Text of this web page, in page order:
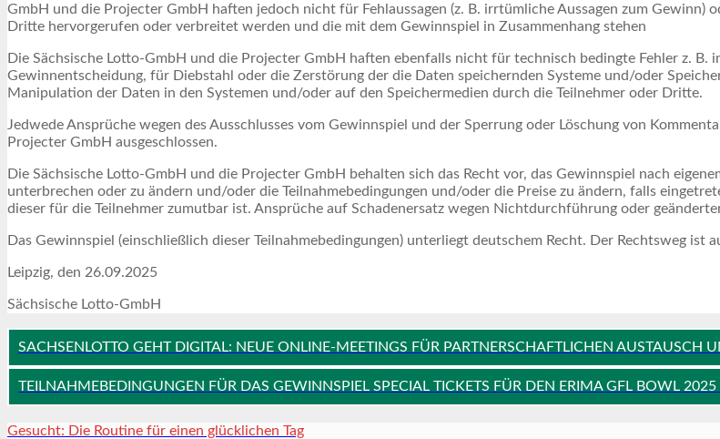
GmbH und die Projecter GmbH haften jedoch nicht für Fehlaussagen (z. B. irrtümliche Aussagen zum
Dritte hervorgerufen oder verbreitet werden und die mit dem Gewinnspiel in Zusammenhang stehen
Die Sächsische Lotto-GmbH und die Projecter GmbH haften ebenfalls nicht für technisch bedingte Fehler z. B.
Gewinnentscheidung, für Diebstahl oder die Zerstörung der die Daten speichernden Systeme und/oder
Manipulation der Daten in den Systemen und/oder auf den Speichermedien durch die Teilnehmer oder Dritte.
Jedwede Ansprüche wegen des Ausschlusses vom Gewinnspiel und der Sperrung oder Löschung von
Projecter GmbH ausgeschlossen.
Die Sächsische Lotto-GmbH und die Projecter GmbH behalten sich das Recht vor, das Gewinnspiel nach
unterbrechen oder zu ändern und/oder die Teilnahmebedingungen und/oder die Preise zu ändern, falls
dieser für die Teilnehmer zumutbar ist. Ansprüche auf Schadenersatz wegen Nichtdurchführung oder
Das Gewinnspiel (einschließlich dieser Teilnahmebedingungen) unterliegt deutschem Recht. Der Rechtsweg ist
Leipzig, den 26.09.2025
Sächsische Lotto-GmbH
SACHSENLOTTO GEHT DIGITAL: NEUE ONLINE-MEETINGS FÜR PARTNERSCHAFTLICHEN AUSTAUSCH
TEILNAHMEBEDINGUNGEN FÜR DAS GEWINNSPIEL SPECIAL TICKETS FÜR DEN ERIMA GFL BOWL
Gesucht: Die Routine für einen glücklichen Tag